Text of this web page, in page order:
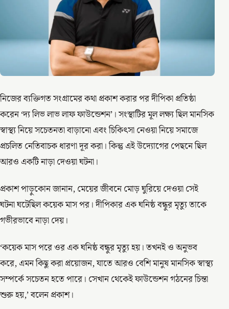
নিজের ব্যক্তিগত সংগ্রামের কথা প্রকাশ করার পর দীপিকা প্রতিষ্ঠা
করেন ‘দ্য লিভ লাভ লাফ ফাউন্ডেশন’। সংস্থাটির মূল লক্ষ্য ছিল মানসিক
স্বাস্থ্য নিয়ে সচেতনতা বাড়ানো এবং চিকিৎসা নেওয়া নিয়ে সমাজে
প্রচলিত নেতিবাচক ধারণা দূর করা। কিন্তু এই উদ্যোগের পেছনে ছিল
আরও একটি নাড়া দেওয়া ঘটনা।
প্রকাশ পাড়ুকোন জানান, মেয়ের জীবনে মোড় ঘুরিয়ে দেওয়া সেই
ঘটনা ঘটেছিল কয়েক মাস পর। দীপিকার এক ঘনিষ্ঠ বন্ধুর মৃত্যু তাকে
গভীরভাবে নাড়া দেয়।
‘কয়েক মাস পরে ওর এক ঘনিষ্ঠ বন্ধুর মৃত্যু হয়। তখনই ও অনুভব
করে, এমন কিছু করা প্রয়োজন, যাতে আরও বেশি মানুষ মানসিক স্বাস্থ্য
সম্পর্কে সচেতন হতে পারে। সেখান থেকেই ফাউন্ডেশন গঠনের চিন্তা
শুরু হয়,’ বলেন প্রকাশ।